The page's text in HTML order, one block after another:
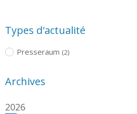
Types d'actualité
Presseraum (2)
Archives
2026